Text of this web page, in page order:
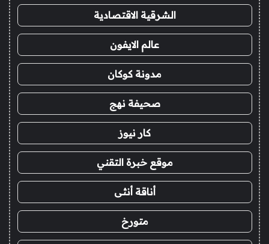
الشرقية الاقتصادية
عالم الايفون
مدونة كوكان
صحيفة نهج
كار نيوز
موقع خبرة التقني
أناقة أنثى
متورخ